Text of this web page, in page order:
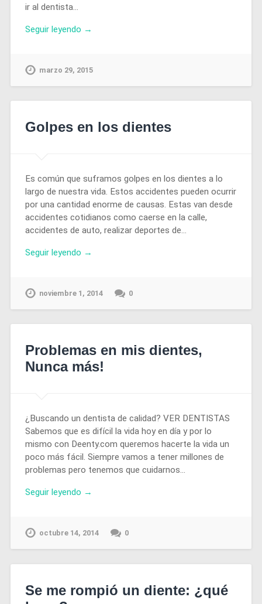
ir al dentista…
Seguir leyendo →
marzo 29, 2015
Golpes en los dientes
Es común que suframos golpes en los dientes a lo
largo de nuestra vida. Estos accidentes pueden ocurrir
por una cantidad enorme de causas. Estas van desde
accidentes cotidianos como caerse en la calle,
accidentes de auto, realizar deportes de…
Seguir leyendo →
noviembre 1, 2014 0
Problemas en mis dientes,
Nunca más!
¿Buscando un dentista de calidad? VER DENTISTAS
Sabemos que es difícil la vida hoy en día y por lo
mismo con Deenty.com queremos hacerte la vida un
poco más fácil. Siempre vamos a tener millones de
problemas pero tenemos que cuidarnos…
Seguir leyendo →
octubre 14, 2014 0
Se me rompió un diente: ¿qué